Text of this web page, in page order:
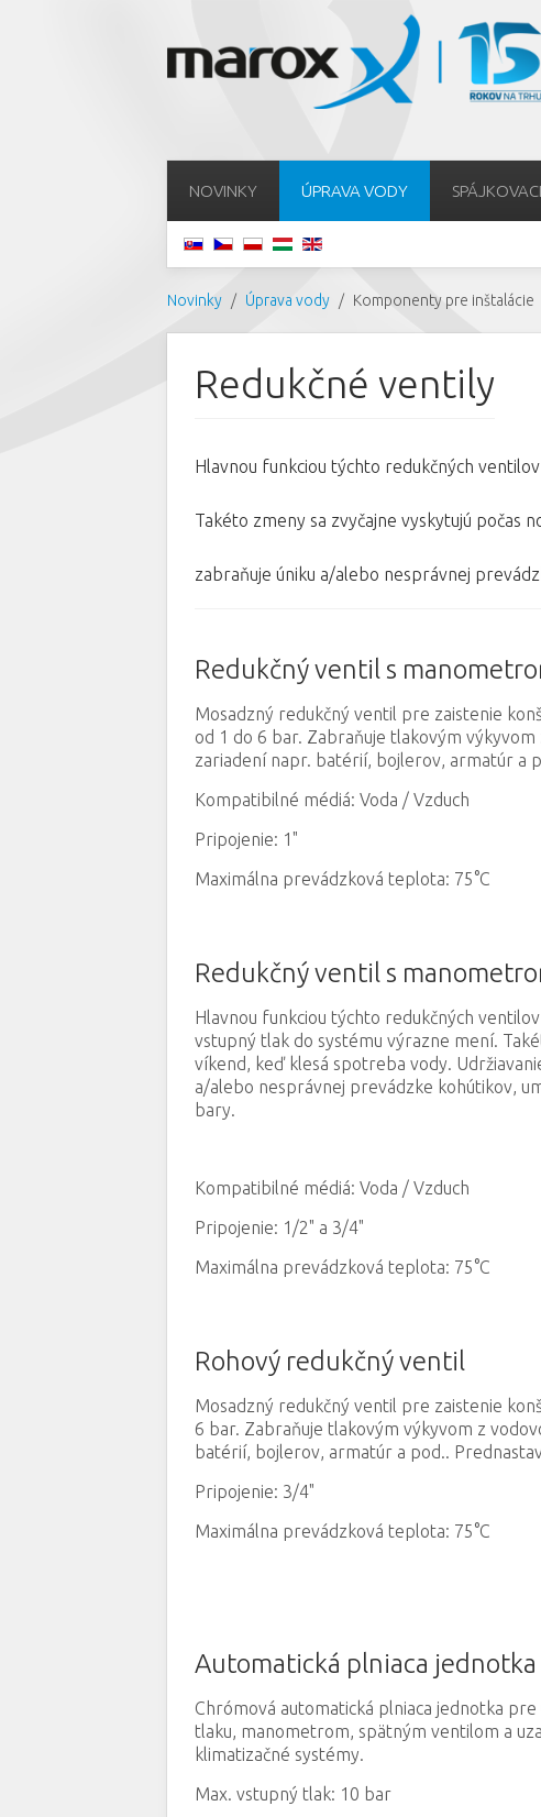
NOVINKY ÚPRAVA VODY
Novinky Úprava vody Komponenty pre inštalácie
Redukčné ventily
Hlavnou funkciou týchto redukčných
Takéto zmeny sa zvyčajne vyskytujú počas
zabraňuje úniku a/alebo nesprávnej
Redukčný ventil s
Mosadzný redukčný ventil pre zaistenie
od 1 do 6 bar. Zabraňuje tlakovým
zariadení napr. batérií, bojlerov, armatúr a
Kompatibilné médiá: Voda / Vzduch
Pripojenie: 1"
Maximálna prevádzková teplota: 75°C
Redukčný ventil s
Hlavnou funkciou týchto redukčných
vstupný tlak do systému výrazne mení.
víkend, keď klesá spotreba vody.
a/alebo nesprávnej prevádzke kohútikov,
bary.
Kompatibilné médiá: Voda / Vzduch
Pripojenie: 1/2" a 3/4"
Maximálna prevádzková teplota: 75°C
Rohový redukčný ventil
Mosadzný redukčný ventil pre zaistenie
6 bar. Zabraňuje tlakovým výkyvom z
batérií, bojlerov, armatúr a pod..
Pripojenie: 3/4"
Maximálna prevádzková teplota: 75°C
Automatická plniaca jednotka
Chrómová automatická plniaca jednotka
tlaku, manometrom, spätným ventilom a
klimatizačné systémy.
Max. vstupný tlak: 10 bar